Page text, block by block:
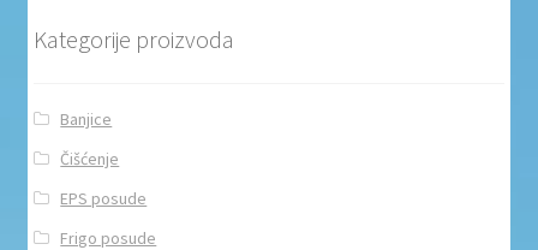
Kategorije proizvoda
Banjice
Čišćenje
EPS posude
Frigo posude